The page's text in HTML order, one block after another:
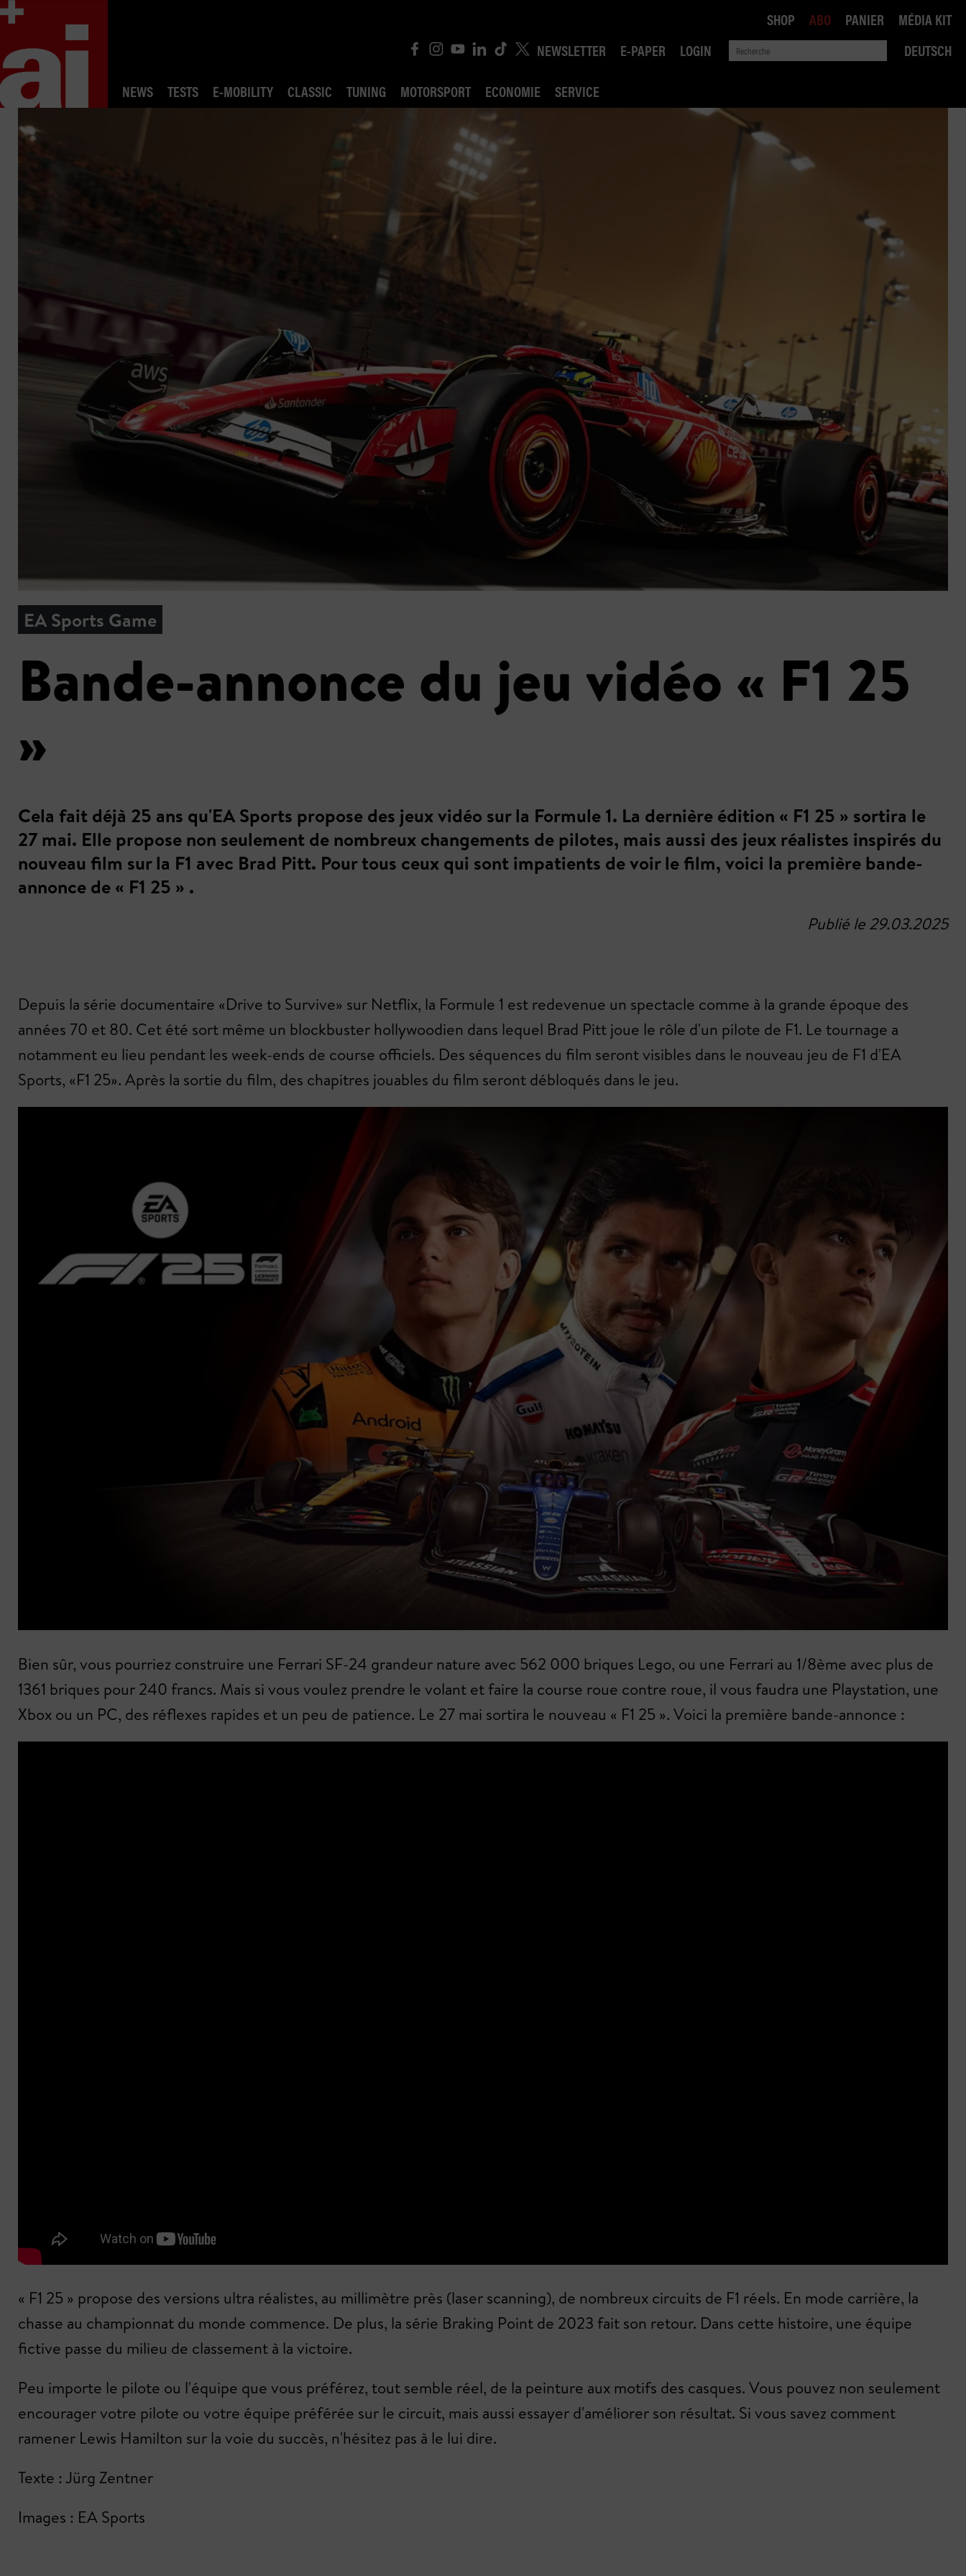
NEWSLETTER E-PAPER LOGIN
DEUTSCH
NEWS
TESTS E-MOBILITY CLASSIC TUNING MOTORSPORT ECONOMIE SERVICE
SHOP ABO PANIER MÉDIA KIT
EA Sports Game
Bande-annonce du jeu vidéo « F1 25
»
Cela fait déjà 25 ans qu'EA Sports propose des jeux vidéo sur la Formule 1. La dernière édition « F1 25 » sortira le
27 mai. Elle propose non seulement de nombreux changements de pilotes, mais aussi des jeux réalistes inspirés du
nouveau film sur la F1 avec Brad Pitt. Pour tous ceux qui sont impatients de voir le film, voici la première bande-
annonce de « F1 25 » .
Publié le 29.03.2025
Depuis la série documentaire «Drive to Survive» sur Netflix, la Formule 1 est redevenue un spectacle comme à la grande époque des
années 70 et 80. Cet été sort même un blockbuster hollywoodien dans lequel Brad Pitt joue le rôle d'un pilote de F1. Le tournage a
notamment eu lieu pendant les week-ends de course officiels. Des séquences du film seront visibles dans le nouveau jeu de F1 d'EA
Sports, «F1 25». Après la sortie du film, des chapitres jouables du film seront débloqués dans le jeu.
Bien sûr, vous pourriez construire une Ferrari SF-24 grandeur nature avec 562 000 briques Lego, ou une Ferrari au 1/8ème avec plus de
1361 briques pour 240 francs. Mais si vous voulez prendre le volant et faire la course roue contre roue, il vous faudra une Playstation, une
Xbox ou un PC, des réflexes rapides et un peu de patience. Le 27 mai sortira le nouveau « F1 25 ». Voici la première bande-annonce :
« F1 25 » propose des versions ultra réalistes, au millimètre près (laser scanning), de nombreux circuits de F1 réels. En mode carrière, la
chasse au championnat du monde commence. De plus, la série Braking Point de 2023 fait son retour. Dans cette histoire, une équipe
fictive passe du milieu de classement à la victoire.
Peu importe le pilote ou l'équipe que vous préférez, tout semble réel, de la peinture aux motifs des casques. Vous pouvez non seulement
encourager votre pilote ou votre équipe préférée sur le circuit, mais aussi essayer d'améliorer son résultat. Si vous savez comment
ramener Lewis Hamilton sur la voie du succès, n'hésitez pas à le lui dire.
Texte : Jürg Zentner
Images : EA Sports